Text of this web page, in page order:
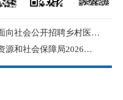
开招聘乡村医生考察公告（第二批）
局2026年公开招聘公益性岗位人员实施方案